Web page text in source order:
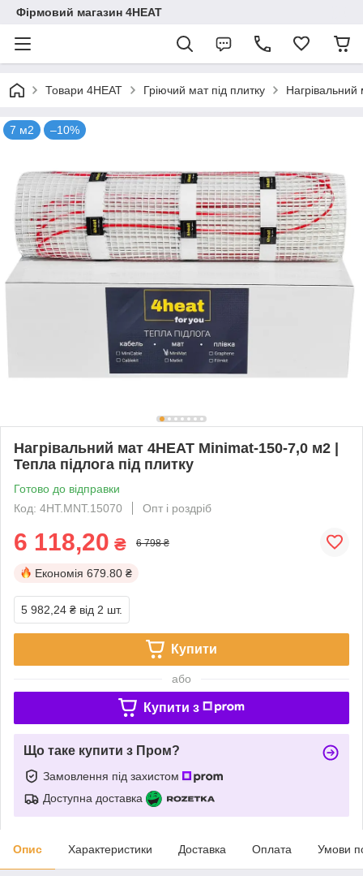
Фірмовий магазин 4HEAT
Товари 4HEAT Гріючий мат під плитку
7 м2 –10%
Нагрівальний мат 4HEAT Minimat-150-7,0 м2 |
Тепла підлога під плитку
Готово до відправки
Код: 4HT.MNT.15070
Опт і роздріб
6 118,20 ₴ 6 798 ₴
Економія 679.80 ₴
5 982,24 ₴ від 2 шт.
Купити
або
Купити з
Що таке купити з Пром?
Замовлення під захистом
Доступна доставка
Опис Характеристики Доставка Оплата Умови